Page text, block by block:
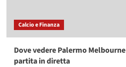
Calcio e Finanza
Dove vedere Palermo
partita in diretta